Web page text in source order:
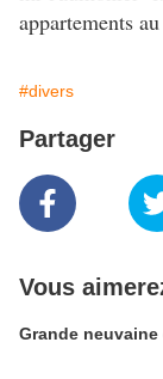
appartements
#divers
Partager
Vous
Grande